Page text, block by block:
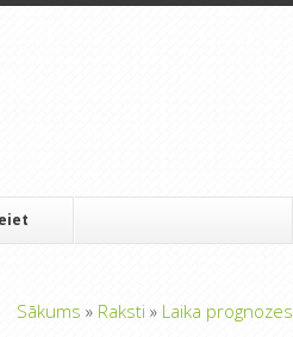
Sākums » Raksti » Laika prognozes